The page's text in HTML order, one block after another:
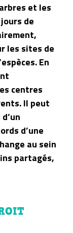
et les
de
les sites de
En
centres
Il peut
d’une
au sein
partagés,